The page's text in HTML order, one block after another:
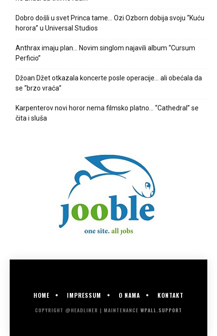
Dobro došli u svet Princa tame… Ozi Ozborn dobija svoju “Kuću
horora” u Universal Studios
Anthrax imaju plan… Novim singlom najavili album “Cursum
Perficio”
Džoan Džet otkazala koncerte posle operacije… ali obećala da
se “brzo vraća”
Karpenterov novi horor nema filmsko platno… “Cathedral” se
čita i sluša
HOME IMPRESSUM O NAMA KONTAKT
COPYRIGHT @HEADLINER | MAINTENANCE WPALL.SUPPORT